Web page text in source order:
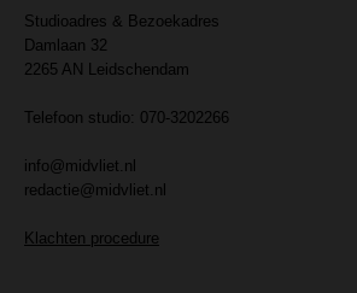
Studioadres & Bezoekadres
Damlaan 32
2265 AN Leidschendam
Telefoon studio: 070-3202266
info@midvliet.nl
redactie@midvliet.nl
Klachten procedure